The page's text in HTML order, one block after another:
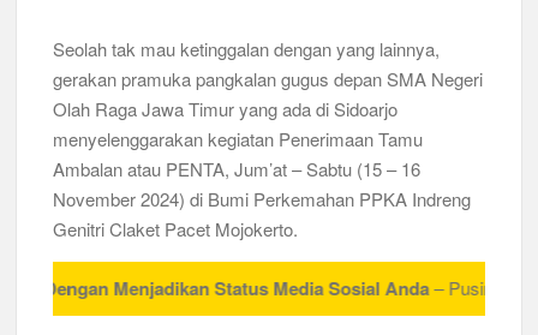
Karena Karakter Tidak Dibentuk di Ruang Nyaman, LT-1
SDN Pagerwojo Hadir Menempa Ketangguhan
Gelar Musppanitera 2026, Kwarran Taman Cetak Pemimpin
Baru dan Perkuat Kolaborasi Lintas Pangkalan
Diwarnai Penampilan Tari Kreasi Berselendang
Musran X Kwarran Jabon Jadi Titik Awal Kebangkitan
Pramuka yang Lebih Inovatif dan Progresif
Seolah tak mau ketinggalan dengan yang lainnya,
gerakan pramuka pangkalan gugus depan SMA Negeri
Olah Raga Jawa Timur yang ada di Sidoarjo
menyelenggarakan kegiatan Penerimaan Tamu
Ambalan atau PENTA, Jum’at – Sabtu (15 – 16
November 2024) di Bumi Perkemahan PPKA Indreng
Genitri Claket Pacet Mojokerto.
Menjadikan Status Media Sosial Anda– Pusinfo Kwarcab